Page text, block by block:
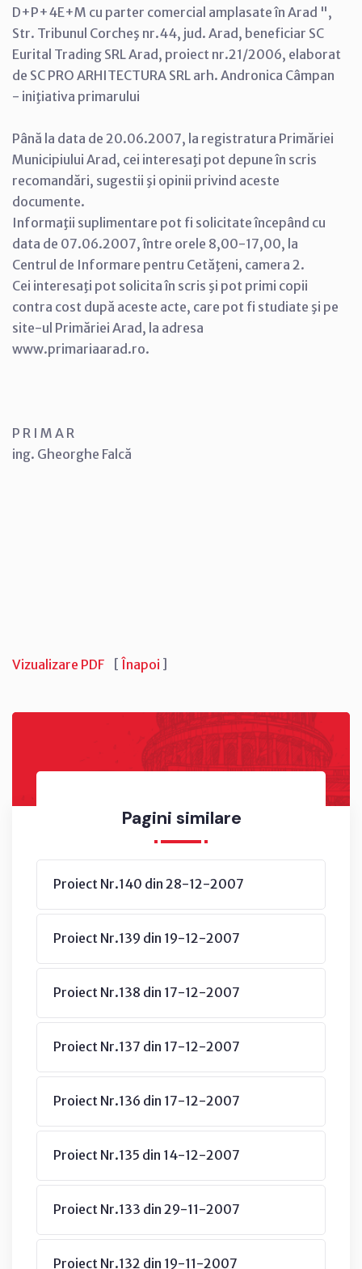
Pagini similare
Proiect Nr.140 din 28-12-2007
Proiect Nr.139 din 19-12-2007
Proiect Nr.138 din 17-12-2007
Proiect Nr.137 din 17-12-2007
Proiect Nr.136 din 17-12-2007
Proiect Nr.135 din 14-12-2007
Proiect Nr.133 din 29-11-2007
Proiect Nr.132 din 19-11-2007
D+P+4E+M cu parter comercial amplasate în Arad ",
Str. Tribunul Corcheş nr.44, jud. Arad, beneficiar SC
Eurital Trading SRL Arad, proiect nr.21/2006, elaborat
de SC PRO ARHITECTURA SRL arh. Andronica Câmpan
- iniţiativa primarului
Până la data de 20.06.2007, la registratura Primăriei
Municipiului Arad, cei interesaţi pot depune în scris
recomandări, sugestii şi opinii privind aceste
documente.
Informaţii suplimentare pot fi solicitate începând cu
data de 07.06.2007, între orele 8,00-17,00, la
Centrul de Informare pentru Cetăţeni, camera 2.
Cei interesaţi pot solicita în scris şi pot primi copii
contra cost după aceste acte, care pot fi studiate şi pe
site-ul Primăriei Arad, la adresa
www.primariaarad.ro.
P R I M A R
ing. Gheorghe Falcă
Vizualizare PDF [ Înapoi ]